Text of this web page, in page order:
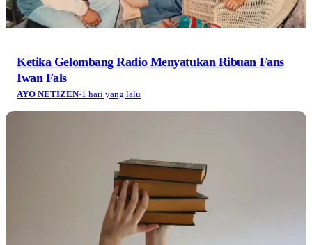
Ketika Gelombang Radio Menyatukan Ribuan Fans
Iwan Fals
AYO NETIZEN·1 hari yang lalu